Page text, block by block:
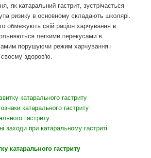
як катаральний гастрит, зустрічається
ризику в основному складають школярі.
обмежують свій раціон харчування в
легкими перекусами в
порушуючи режим харчування і
здоров'ю.
катарального гастриту
катарального гастриту
гастриту
заходи при катаральному гастриті
катарального гастриту